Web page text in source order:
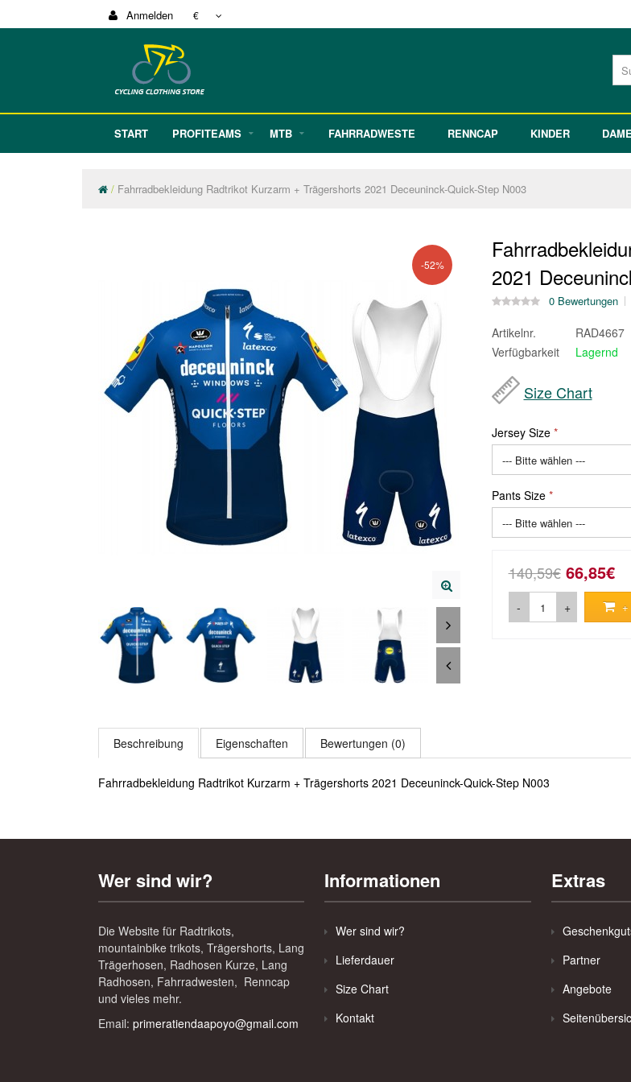
Anmelden €
START PROFITEAMS MTB FAHRRADWESTE RENNCAP KINDER
Fahrradbekleidung Radtrikot Kurzarm + Trägershorts 2021 Deceuninck-Quick-Step N003
-52%
2021
0 Bewertungen
Artikelnr.
RAD4667
Verfügbarkeit
Lagernd
Size Chart
Jersey Size
Pants Size
140,59€ 66,85€
- + +
Beschreibung Eigenschaften Bewertungen (0)
Fahrradbekleidung Radtrikot Kurzarm + Trägershorts 2021 Deceuninck-Quick-Step N003
Wer sind wir?
Die Website für Radtrikots,
mountainbike trikots, Trägershorts, Lang
Trägerhosen, Radhosen Kurze, Lang
Radhosen, Fahrradwesten, Renncap
und vieles mehr.
Email: primeratiendaapoyo@gmail.com
Informationen
Wer sind wir?
Lieferdauer
Size Chart
Kontakt
Extras
Partner
Angebote